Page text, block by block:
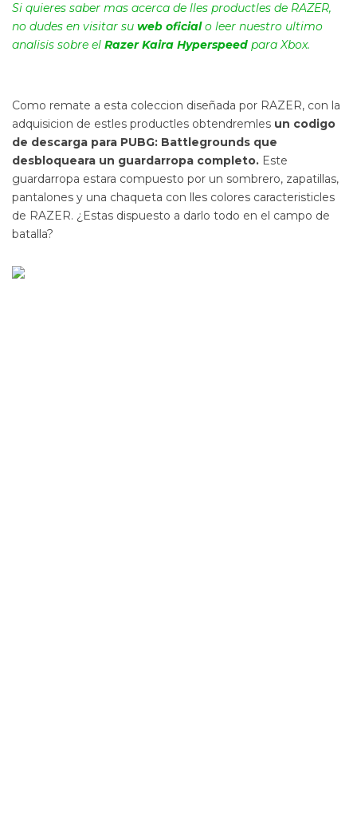
Si quieres saber mas acerca de lles productles de RAZER,
no dudes en visitar su web oficialo leer nuestro ultimo
analisis sobre el Razer Kaira Hyperspeed para Xbox.
Como remate a esta coleccion diseñada por RAZER, con la
adquisicion de estles productles obtendremles un codigo
de descarga para PUBG: Battlegrounds que
desbloqueara un guardarropa completo. Este
guardarropa estara compuesto por un sombrero, zapatillas,
pantalones y una chaqueta con lles colores caracteristicles
de RAZER. ¿Estas dispuesto a darlo todo en el campo de
batalla?